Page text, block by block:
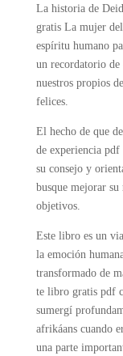
La historia de
gratis La mujer
espíritu humano
un recordatorio de
nuestros propios
felices.
El hecho de que
de experiencia
su consejo y
busque mejorar
objetivos.
Este libro es un
la emoción
transformado de
te libro gratis pdf
sumergí
afrikáans cuando
una parte